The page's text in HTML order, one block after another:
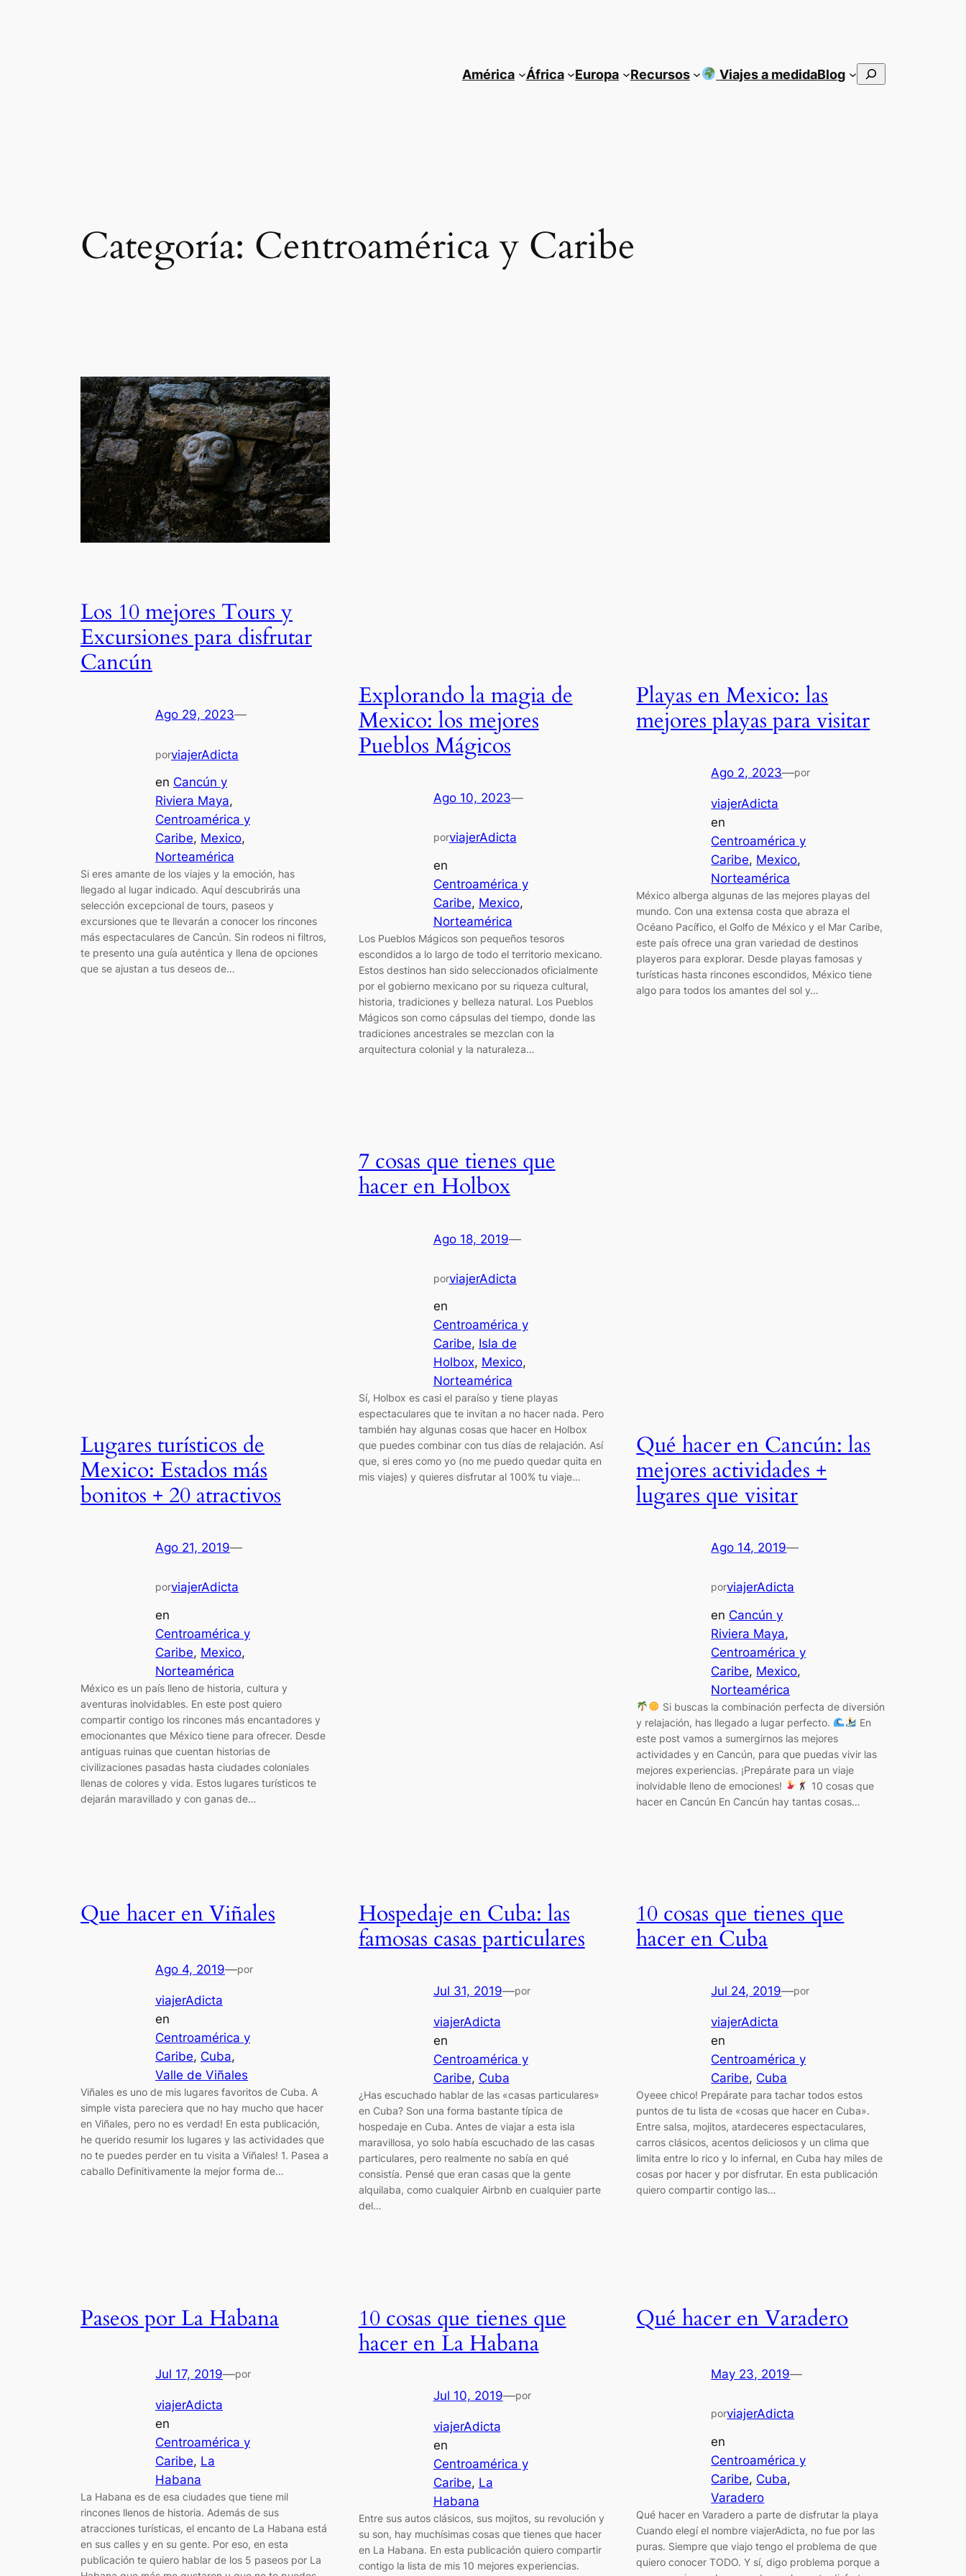
América África Europa Recursos Viajes a medidaBlog Buscar
Categoría: Centroamérica y Caribe
Los 10 mejores Tours y
Excursiones para disfrutar
Cancún
Ago 29, 2023—
porviajerAdicta
en Cancún y
Riviera Maya
Centroamérica y
Caribe, Mexico
Norteamérica
Si eres amante de los viajes y la emoción, has
llegado al lugar indicado. Aquí descubrirás una
selección excepcional de tours, paseos y
excursiones que te llevarán a conocer los rincones
más espectaculares de Cancún. Sin rodeos ni filtros,
te presento una guía auténtica y llena de opciones
que se ajustan a tus deseos de…
Explorando la magia de
Mexico: los mejores
Pueblos Mágicos
Ago 10, 2023—
porviajerAdicta
en
Centroamérica y
Caribe, Mexico
Norteamérica
Los Pueblos Mágicos son pequeños tesoros
escondidos a lo largo de todo el territorio mexicano.
Estos destinos han sido seleccionados oficialmente
por el gobierno mexicano por su riqueza cultural,
historia, tradiciones y belleza natural. Los Pueblos
Mágicos son como cápsulas del tiempo, donde las
tradiciones ancestrales se mezclan con la
arquitectura colonial y la naturaleza…
Playas en Mexico: las
mejores playas para visitar
Ago 2, 2023—por
viajerAdicta
en
Centroamérica y
Caribe, Mexico
Norteamérica
México alberga algunas de las mejores playas del
mundo. Con una extensa costa que abraza el
Océano Pacífico, el Golfo de México y el Mar Caribe,
este país ofrece una gran variedad de destinos
playeros para explorar. Desde playas famosas y
turísticas hasta rincones escondidos, México tiene
algo para todos los amantes del sol y…
Lugares turísticos de
Mexico: Estados más
bonitos + 20 atractivos
Ago 21, 2019—
porviajerAdicta
en
Centroamérica y
Caribe, Mexico
Norteamérica
México es un país lleno de historia, cultura y
aventuras inolvidables. En este post quiero
compartir contigo los rincones más encantadores y
emocionantes que México tiene para ofrecer. Desde
antiguas ruinas que cuentan historias de
civilizaciones pasadas hasta ciudades coloniales
llenas de colores y vida. Estos lugares turísticos te
dejarán maravillado y con ganas de…
7 cosas que tienes que
hacer en Holbox
Ago 18, 2019—
porviajerAdicta
en
Centroamérica y
Caribe, Isla de
Holbox, Mexico
Norteamérica
Sí, Holbox es casi el paraíso y tiene playas
espectaculares que te invitan a no hacer nada. Pero
también hay algunas cosas que hacer en Holbox
que puedes combinar con tus días de relajación. Así
que, si eres como yo (no me puedo quedar quita en
mis viajes) y quieres disfrutar al 100% tu viaje…
Qué hacer en Cancún: las
mejores actividades +
lugares que visitar
Ago 14, 2019—
porviajerAdicta
en Cancún y
Riviera Maya
Centroamérica y
Caribe, Mexico
Norteamérica
Si buscas la combinación perfecta de diversión
y relajación, has llegado a lugar perfecto.
En
este post vamos a sumergirnos las mejores
actividades y en Cancún, para que puedas vivir las
mejores experiencias. ¡Prepárate para un viaje
inolvidable lleno de emociones!
10 cosas que
hacer en Cancún En Cancún hay tantas cosas…
Que hacer en Viñales
Ago 4, 2019—por
viajerAdicta
en
Centroamérica y
Caribe, Cuba
Valle de Viñales
Viñales es uno de mis lugares favoritos de Cuba. A
simple vista pareciera que no hay mucho que hacer
en Viñales, pero no es verdad! En esta publicación,
he querido resumir los lugares y las actividades que
no te puedes perder en tu visita a Viñales! 1. Pasea a
caballo Definitivamente la mejor forma de…
Hospedaje en Cuba: las
famosas casas particulares
Jul 31, 2019—por
viajerAdicta
en
Centroamérica y
Caribe, Cuba
¿Has escuchado hablar de las «casas particulares»
en Cuba? Son una forma bastante típica de
hospedaje en Cuba. Antes de viajar a esta isla
maravillosa, yo solo había escuchado de las casas
particulares, pero realmente no sabía en qué
consistía. Pensé que eran casas que la gente
alquilaba, como cualquier Airbnb en cualquier parte
del…
10 cosas que tienes que
hacer en Cuba
Jul 24, 2019—por
viajerAdicta
en
Centroamérica y
Caribe, Cuba
Oyeee chico! Prepárate para tachar todos estos
puntos de tu lista de «cosas que hacer en Cuba».
Entre salsa, mojitos, atardeceres espectaculares,
carros clásicos, acentos deliciosos y un clima que
limita entre lo rico y lo infernal, en Cuba hay miles de
cosas por hacer y por disfrutar. En esta publicación
quiero compartir contigo las…
Paseos por La Habana
Jul 17, 2019—por
viajerAdicta
en
Centroamérica y
Caribe, La
Habana
La Habana es de esa ciudades que tiene mil
rincones llenos de historia. Además de sus
atracciones turísticas, el encanto de La Habana está
en sus calles y en su gente. Por eso, en esta
publicación te quiero hablar de los 5 paseos por La
10 cosas que tienes que
hacer en La Habana
Jul 10, 2019—por
viajerAdicta
en
Centroamérica y
Caribe, La
Habana
Entre sus autos clásicos, sus mojitos, su revolución y
su son, hay muchísimas cosas que tienes que hacer
en La Habana. En esta publicación quiero compartir
contigo la lista de mis 10 mejores experiencias.
Qué hacer en Varadero
May 23, 2019—
porviajerAdicta
en
Centroamérica y
Caribe, Cuba
Varadero
Qué hacer en Varadero a parte de disfrutar la playa
Cuando elegí el nombre viajerAdicta, no fue por las
puras. Siempre que viajo tengo el problema de que
quiero conocer TODO. Y sí, digo problema porque a